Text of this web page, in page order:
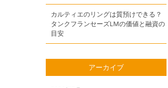
カルティエのリングは質預けできる？
タンクフランセーズLMの価値と融資の
目安
アーカイブ